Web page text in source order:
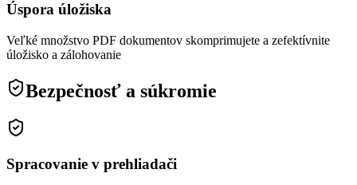
Úspora úložiska
Veľké množstvo PDF dokumentov skomprimujete a zefektívnite
úložisko a zálohovanie
Bezpečnosť a súkromie
Spracovanie v prehliadači